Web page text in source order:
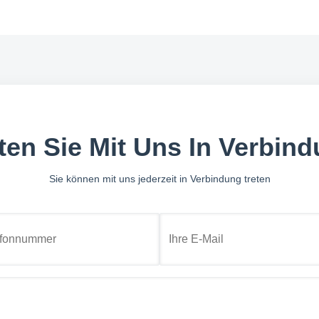
Sie Mit Uns In
Sie können mit uns jederzeit in Verbindung treten